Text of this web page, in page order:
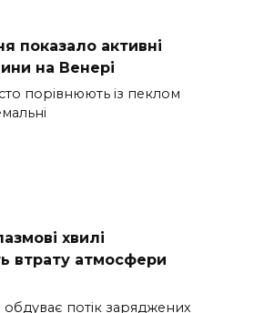
показало активні
на Венері
порівнюють із пеклом
хвилі
втрату атмосфери
потік заряджених